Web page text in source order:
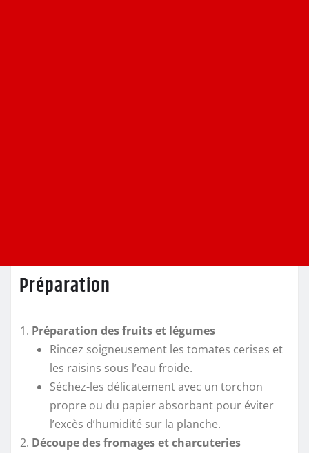
Préparation
Préparation des fruits et légumes
Rincez soigneusement les tomates cerises et
les raisins sous l’eau froide.
Séchez-les délicatement avec un torchon
propre ou du papier absorbant pour éviter
l’excès d’humidité sur la planche.
Découpe des fromages et charcuteries